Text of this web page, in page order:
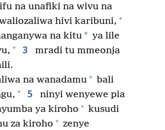
na unafiki na wivu na
hivi karibuni, +
na kitu* ya lile
+ 3
mradi tu mmeonja
na wanadamu + bali
+ 5
ninyi wenyewe pia
ya kiroho + kusudi
za kiroho + zenye